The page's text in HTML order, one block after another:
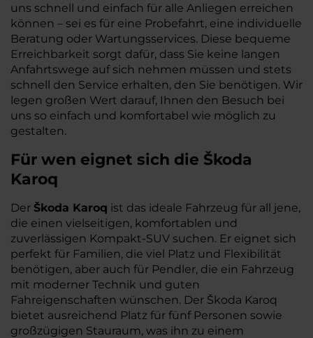
uns schnell und einfach für alle Anliegen erreichen
können – sei es für eine Probefahrt, eine individuelle
Beratung oder Wartungsservices. Diese bequeme
Erreichbarkeit sorgt dafür, dass Sie keine langen
Anfahrtswege auf sich nehmen müssen und stets
schnell den Service erhalten, den Sie benötigen. Wir
legen großen Wert darauf, Ihnen den Besuch bei
uns so einfach und komfortabel wie möglich zu
gestalten.
Für wen eignet sich die Škoda
Karoq
Der Škoda Karoq ist das ideale Fahrzeug für all jene,
die einen vielseitigen, komfortablen und
zuverlässigen Kompakt-SUV suchen. Er eignet sich
perfekt für Familien, die viel Platz und Flexibilität
benötigen, aber auch für Pendler, die ein Fahrzeug
mit moderner Technik und guten
Fahreigenschaften wünschen. Der Škoda Karoq
bietet ausreichend Platz für fünf Personen sowie
großzügigen Stauraum, was ihn zu einem